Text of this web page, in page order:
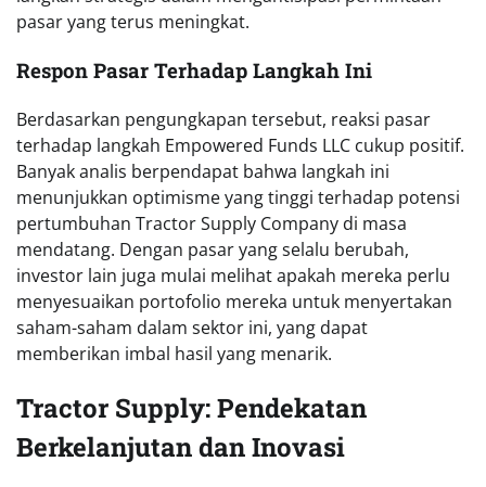
pasar yang terus meningkat.
Respon Pasar Terhadap Langkah Ini
Berdasarkan pengungkapan tersebut, reaksi pasar
terhadap langkah Empowered Funds LLC cukup positif.
Banyak analis berpendapat bahwa langkah ini
menunjukkan optimisme yang tinggi terhadap potensi
pertumbuhan Tractor Supply Company di masa
mendatang. Dengan pasar yang selalu berubah,
investor lain juga mulai melihat apakah mereka perlu
menyesuaikan portofolio mereka untuk menyertakan
saham-saham dalam sektor ini, yang dapat
memberikan imbal hasil yang menarik.
Tractor Supply: Pendekatan
Berkelanjutan dan Inovasi